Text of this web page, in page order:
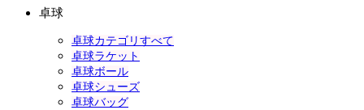
卓球
卓球カテゴリすべて
卓球ラケット
卓球ボール
卓球シューズ
卓球バッグ